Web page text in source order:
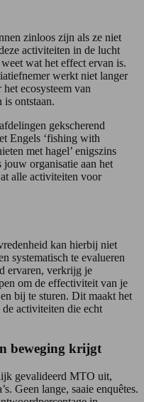
zinloos zijn als ze niet
activiteiten in de lucht
wat het effect ervan is.
werkt niet langer
ecosysteem van
is ontstaan.
gekscherend
Engels ‘fishing with
met hagel’ enigszins
organisatie aan het
alle activiteiten voor
kan hierbij niet
systematisch te evalueren
ervaren, verkrijg je
om de effectiviteit van je
bij te sturen. Dit maakt het
activiteiten die echt
beweging krijgt
gevalideerd MTO uit,
Geen lange, saaie enquêtes.